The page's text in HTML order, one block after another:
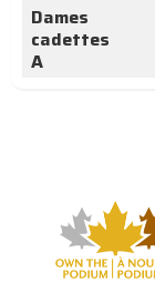
Dames
cadettes
A